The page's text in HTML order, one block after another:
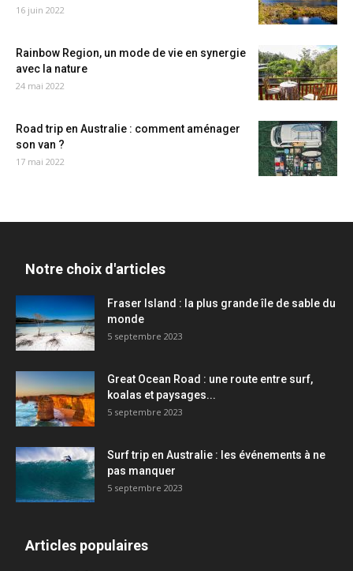
16 juin 2022
Rainbow Region, un mode de vie en synergie
avec la nature
24 mai 2022
Road trip en Australie : comment aménager
son van ?
17 mai 2022
Notre choix d'articles
Fraser Island : la plus grande île de sable du
monde
5 septembre 2023
Great Ocean Road : une route entre surf,
koalas et paysages...
5 septembre 2023
Surf trip en Australie : les événements à ne
pas manquer
5 septembre 2023
Articles populaires